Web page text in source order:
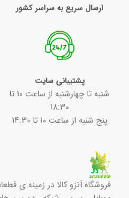
ارسال سریع به سراسر کشور
پشتیبانی سایت
شنبه تا چهارشنبه از ساعت 10 تا
18:30
پنج شنبه از ساعت 10 تا 14.30
فروشگاه آنزو کالا در زمینه ی